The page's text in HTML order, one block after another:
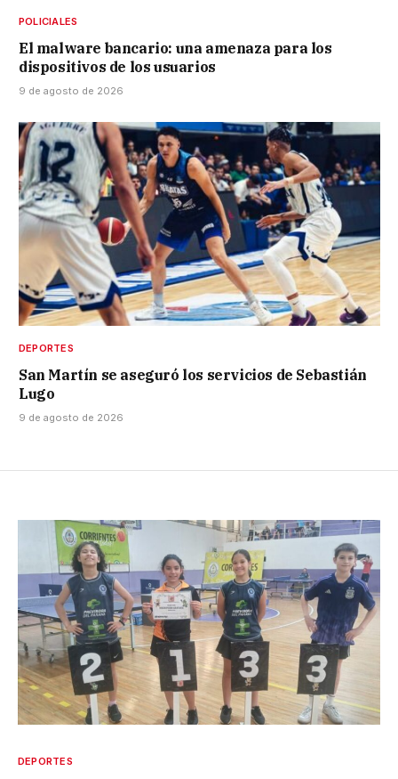
POLICIALES
El malware bancario: una amenaza para los
dispositivos de los usuarios
9 de agosto de 2026
DEPORTES
San Martín se aseguró los servicios de Sebastián
Lugo
9 de agosto de 2026
DEPORTES